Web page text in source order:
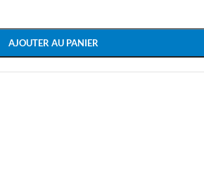
AJOUTER AU PANIER